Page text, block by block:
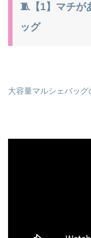
🧵【1】マチが
ッグ
大容量マルシェバッグ